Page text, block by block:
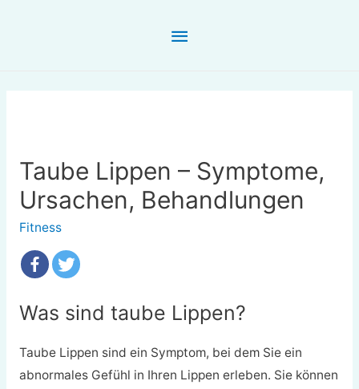
Hauptmenü
Taube Lippen – Symptome,
Ursachen, Behandlungen
Fitness
Was sind taube Lippen?
Taube Lippen sind ein Symptom, bei dem Sie ein
abnormales Gefühl in Ihren Lippen erleben. Sie können